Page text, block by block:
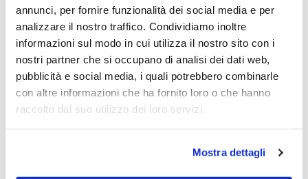
annunci, per fornire funzionalità dei social media e per
analizzare il nostro traffico. Condividiamo inoltre
informazioni sul modo in cui utilizza il nostro sito con i
nostri partner che si occupano di analisi dei dati web,
pubblicità e social media, i quali potrebbero combinarle
con altre informazioni che ha fornito loro o che hanno
raccolto dal suo utilizzo dei loro servizi.
Mostra dettagli
Dave Landry
Star del trading USA
"LombardReport.com è
uno dei pochi siti che io
conosca al mondo dove